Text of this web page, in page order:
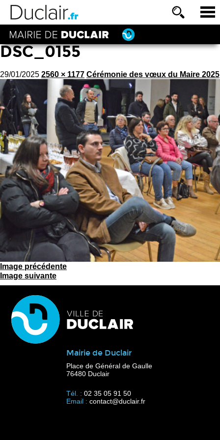
DSC_0155
29/01/2025 2560 × 1177 Cérémonie des vœux du Maire 2025
Image précédente
Image suivante
Mairie de Duclair
Place de Général de Gaulle
76480 Duclair
Tél. : 02 35 05 91 50
Email : contact@duclair.fr